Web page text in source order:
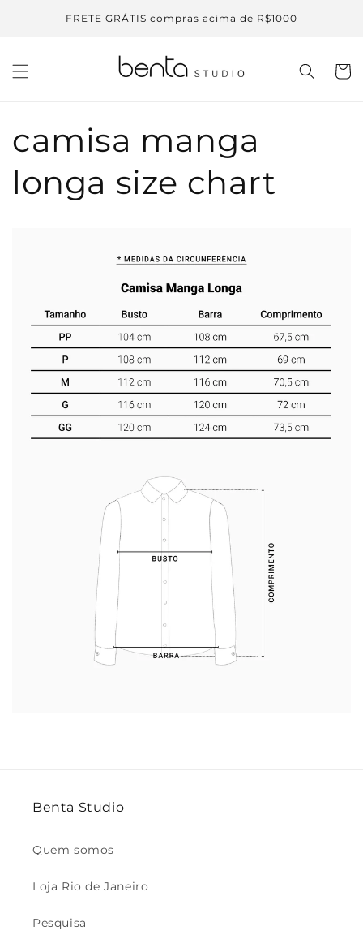
contentFRETE GRÁTIS compras acima de R$1000
Cart
camisa manga
longa size chart
Benta Studio
Quem somos
Loja Rio de Janeiro
Pesquisa